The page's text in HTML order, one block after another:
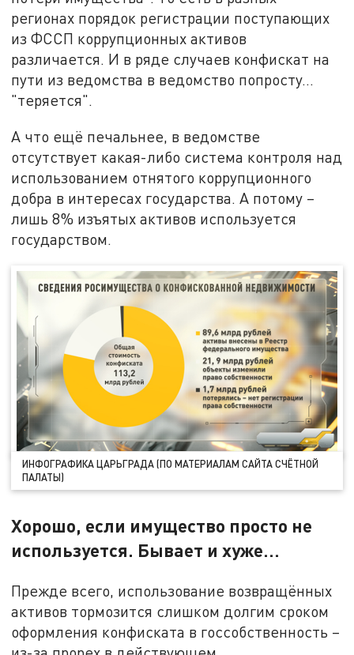
регионах порядок регистрации поступающих
из ФССП коррупционных активов
различается. И в ряде случаев конфискат на
пути из ведомства в ведомство попросту...
"теряется".
А что ещё печальнее, в ведомстве
отсутствует какая-либо система контроля над
использованием отнятого коррупционного
добра в интересах государства. А потому –
лишь 8% изъятых активов используется
государством.
ИНФОГРАФИКА ЦАРЬГРАДА (ПО МАТЕРИАЛАМ САЙТА СЧЁТНОЙ
ПАЛАТЫ)
Хорошо, если имущество просто не
используется. Бывает и хуже…
Прежде всего, использование возвращённых
активов тормозится слишком долгим сроком
оформления конфиската в госсобственность –